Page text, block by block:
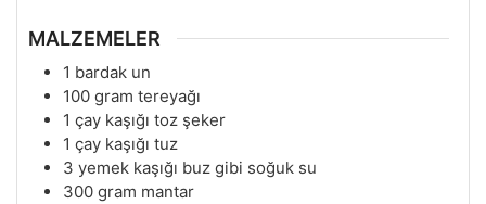
MALZEMELER
1 bardak un
100 gram tereyağı
1 çay kaşığı toz şeker
1 çay kaşığı tuz
3 yemek kaşığı buz gibi soğuk su
300 gram mantar